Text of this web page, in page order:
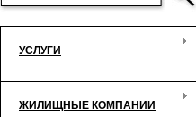
УСЛУГИ
ЖИЛИЩНЫЕ КОМПАНИИ